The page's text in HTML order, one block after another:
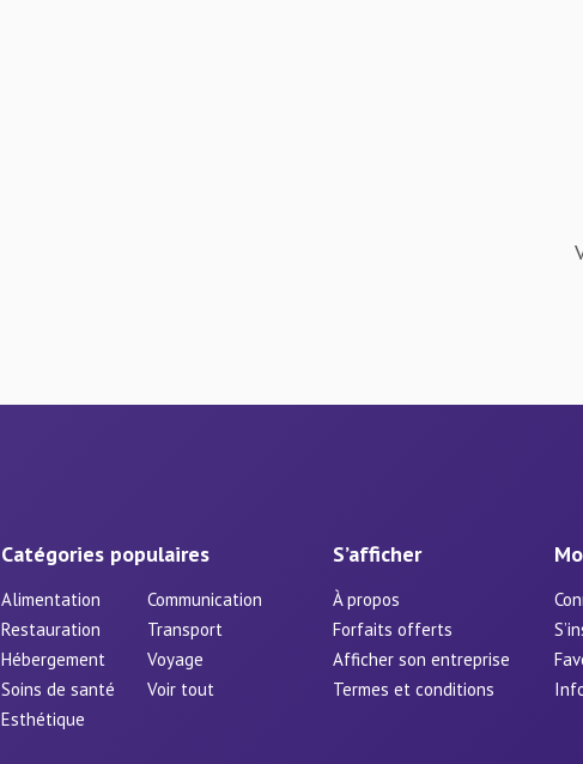
Catégories populaires
Alimentation
Communication
Restauration
Transport
Hébergement
Voyage
Soins de santé
Voir tout
Esthétique
S’afficher
À propos
Forfaits offerts
Afficher son entreprise
Termes et conditions